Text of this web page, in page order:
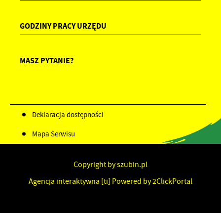
GODZINY PRACY URZĘDU
MASZ PYTANIE?
Deklaracja dostępności
Mapa Serwisu
Copyright by szubin.pl
Agencja interaktywna [ti] Powered by2ClickPortal